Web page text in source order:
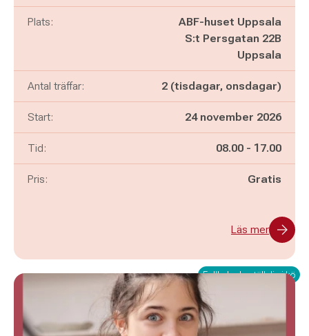
Plats:
ABF-huset Uppsala
S:t Persgatan 22B
Uppsala
Antal träffar: 2 (tisdagar, onsdagar)
Start: 24 november 2026
Tid: Pågår mellan
08.00 - och
17.00
Pris: Gratis
Läs mer
Fullbokad - ställ dig i kö